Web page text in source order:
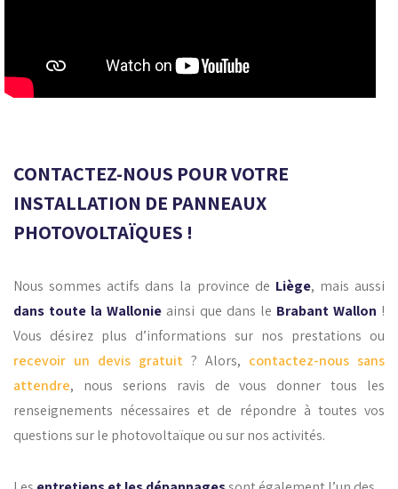
CONTACTEZ-NOUS POUR VOTRE
INSTALLATION DE PANNEAUX
PHOTOVOLTAÏQUES !
Nous sommes actifs dans la province de Liège, mais aussi
dans toute la Wallonie ainsi que dans le Brabant Wallon !
Vous désirez plus d’informations sur nos prestations ou
recevoir un devis gratuit ? Alors, contactez-nous sans
attendre, nous serions ravis de vous donner tous les
renseignements nécessaires et de répondre à toutes vos
questions sur le photovoltaïque ou sur nos activités.